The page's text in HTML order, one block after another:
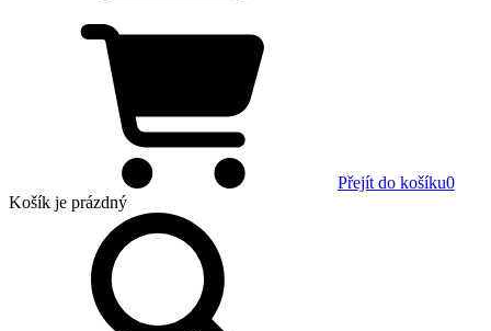
Přejít do košíku0
Košík je prázdný